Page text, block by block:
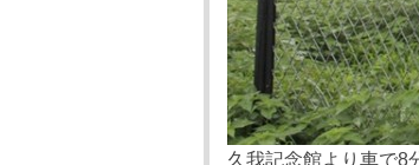
久我記念館より車で8